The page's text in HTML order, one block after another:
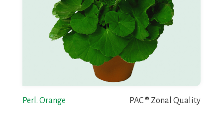
Perl. Orange PAC ® Zonal Quality